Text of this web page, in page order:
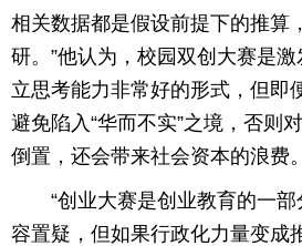
相关数据都是假设前提下的推算
研。”他认为，校园双创大赛是
立思考能力非常好的形式，但即
避免陷入“华而不实”之境，否则
倒置，还会带来社会资本的浪费。
“创业大赛是创业教育的一
容置疑，但如果行政化力量变成